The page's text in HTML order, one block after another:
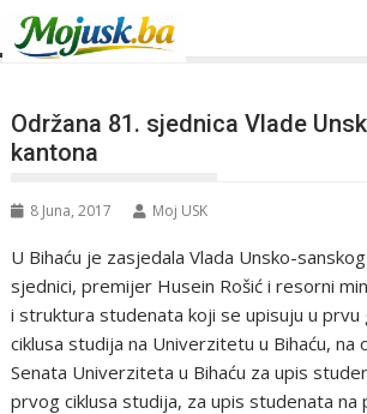
Održana 81. sjednica Vlade
kantona
8 Juna, 2017 Moj USK
U Bihaću je zasjedala Vlada Unsko-
sjednici, premijer Husein Rošić i resorni
i struktura studenata koji se upisuju u prvu
ciklusa studija na Univerzitetu u Bihaću, na
Senata Univerziteta u Bihaću za upis
prvog ciklusa studija, za upis studenata